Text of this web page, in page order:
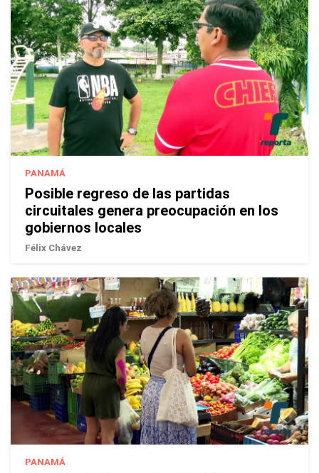
PANAMÁ
Posible regreso de las partidas
circuitales genera preocupación en los
gobiernos locales
Félix Chávez
PANAMÁ